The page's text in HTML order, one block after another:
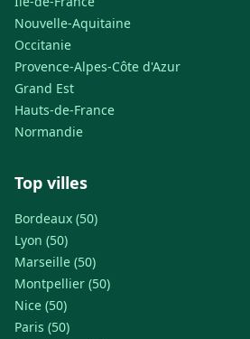
Nouvelle-Aquitaine
Occitanie
Provence-Alpes-Côte d'Azur
Grand Est
Hauts-de-France
Normandie
Top villes
Bordeaux (50)
Lyon (50)
Marseille (50)
Montpellier (50)
Nice (50)
Paris (50)